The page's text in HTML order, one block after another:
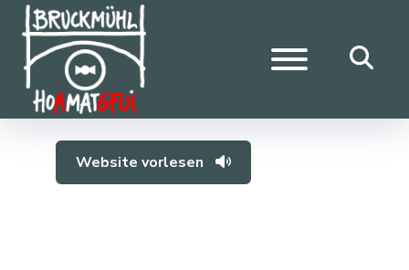
Website vorlesen